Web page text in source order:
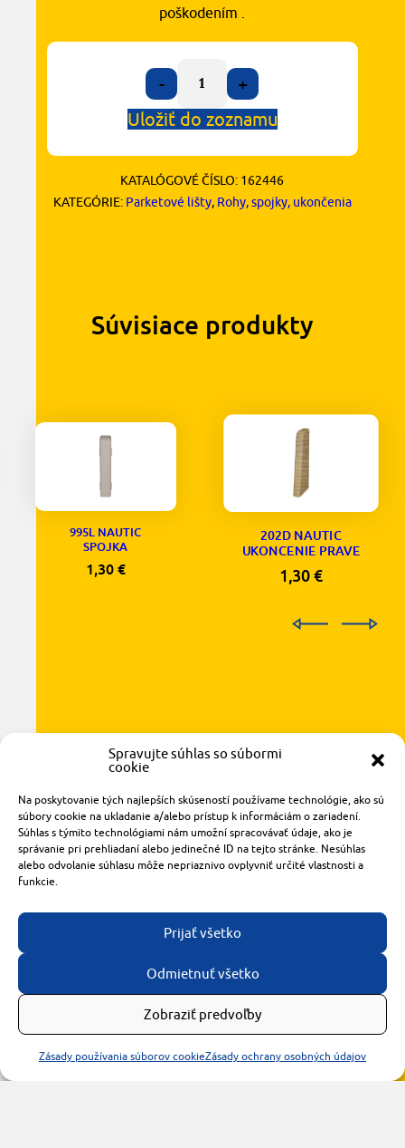
Spravujte súhlas so súbormi
cookie
Na poskytovanie tých najlepších skúseností používame technológie, ako sú
súbory cookie na ukladanie a/alebo prístup k informáciám o zariadení.
Súhlas s týmito technológiami nám umožní spracovávať údaje, ako je
správanie pri prehliadaní alebo jedinečné ID na tejto stránke. Nesúhlas
alebo odvolanie súhlasu môže nepriaznivo ovplyvniť určité vlastnosti a
funkcie.
Prijať všetko
Odmietnuť všetko
Zobraziť predvoľby
Zásady používania súborov cookieZásady ochrany osobných údajov
poškodením .
-
+
Uložiť do zoznamu
KATALÓGOVÉ ČÍSLO: 162446
KATEGÓRIE: Parketové lišty, Rohy, spojky, ukončenia
Súvisiace produkty
995L NAUTIC
SPOJKA
1,30 €
202D NAUTIC
UKONCENIE PRAVE
1,30€
Radlinského 1611/14
921 01 Piešťany
obchod@rzparkety.sk
+421 905 119 087